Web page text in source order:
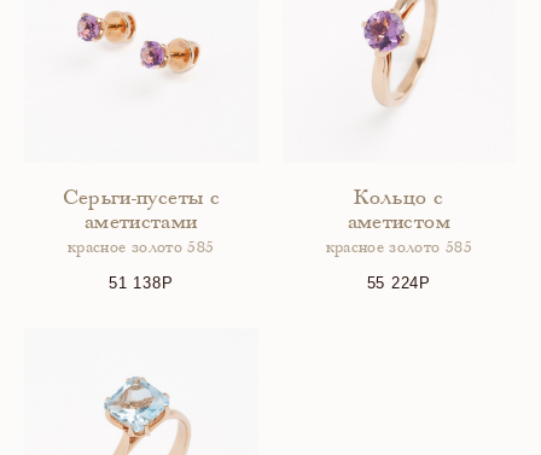
Серьги-пусеты с
аметистами
красное золото 585
51 138
Кольцо с
аметистом
красное золото 585
55 224